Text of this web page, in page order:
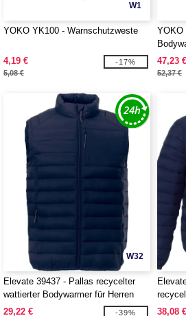
W1
YOKO YK100 - Warnschutzweste
4,19 €
5,08 €
-17%
YOKO
47,23 €
52,37 €
W32
Elevate 39437 - Pallas recycelter
wattierter Bodywarmer für Herren
29,22 €
-39%
38,08 €